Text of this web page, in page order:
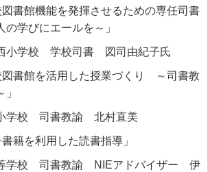
書館機能を発揮させるための専任司書
学びにエールを～」
小学校 学校司書 図司由紀子氏
図書館を活用した授業づくり ～司書教
学校 司書教諭 北村直美
籍を利用した読書指導」
学校 司書教諭 NIEアドバイザー 伊